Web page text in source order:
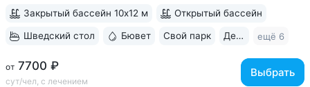
от 7700 ₽
сут/чел, с лечением
Выбрать
Закрытый бассейн 10х12 м Открытый бассейн
Шведский стол Бювет Свой парк Дети с 2 лет ещё 6